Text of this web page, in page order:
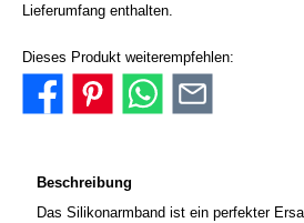
Lieferumfang enthalten.
Dieses Produkt weiterempfehlen:
Beschreibung
Das Silikonarmband ist ein perfekter